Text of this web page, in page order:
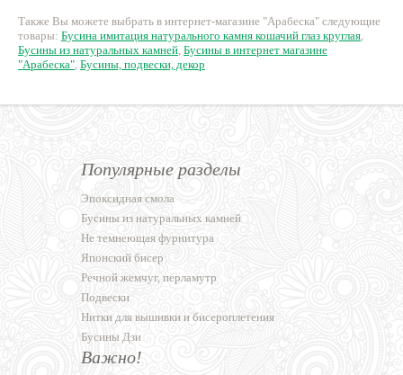
Также Вы можете выбрать в интернет-магазине "Арабеска" следующие
товары: Бусина имитация натурального камня кошачий глаз круглая,
Бусины из натуральных камней, Бусины в интернет магазине
"Арабеска", Бусины, подвески, декор
Популярные разделы
Эпоксидная смола
Бусины из натуральных камней
Не темнеющая фурнитура
Японский бисер
Речной жемчуг, перламутр
Подвески
Нитки для вышивки и бисероплетения
Бусины Дзи
Важно!